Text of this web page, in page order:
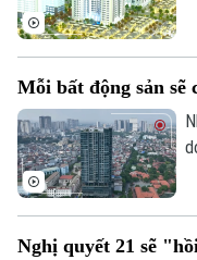
Mỗi bất động sản sẽ
Nghị quyết 21 sẽ